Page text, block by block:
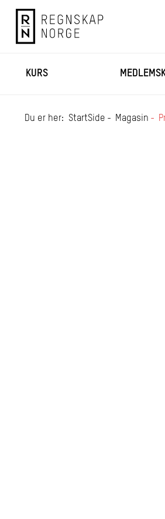
KURS
Du er her: StartSide Magasin